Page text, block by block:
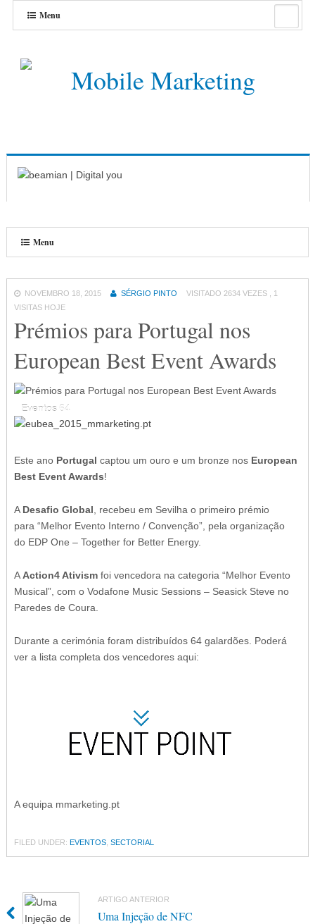
Menu
Menu
NOVEMBRO 18, 2015 SÉRGIO PINTO
VISITADO 2634 VEZES , 1
VISITAS HOJE
Prémios para Portugal nos
European Best Event Awards
Eventos 64
Eventos 64
Este ano Portugal captou um ouro e um bronze nos European
Best Event Awards!
A Desafio Global , recebeu em Sevilha o primeiro prémio
para “Melhor Evento Interno / Convenção”, pela organização
do EDP One – Together for Better Energy.
A Action4 Ativismfoi vencedora na categoria “Melhor Evento
Musical”, com o Vodafone Music Sessions – Seasick Steve no
Paredes de Coura.
Durante a cerimónia foram distribuídos 64 galardões. Poderá
ver a lista completa dos vencedores aqui:
A equipa mmarketing.pt
FILED UNDER: EVENTOS, SECTORIAL
ARTIGO ANTERIOR
Uma Injeção de NFC